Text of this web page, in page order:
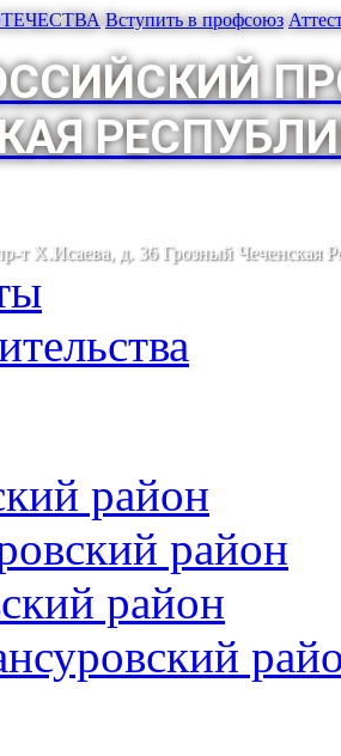
Вступить в профсоюз
т Х.Исаева, д. 36 Грозный Чеченская
район
район
район